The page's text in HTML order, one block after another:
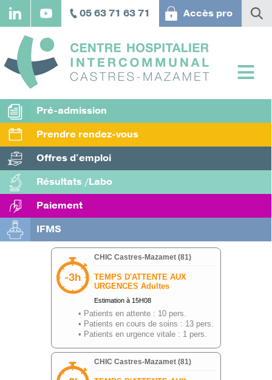
Aller
principal
05 63 71 63 71 Accès pro
Pré-admission
Prendre rendez-vous
Offres d'emploi
Résultats /Labo
Paiement
IFMS